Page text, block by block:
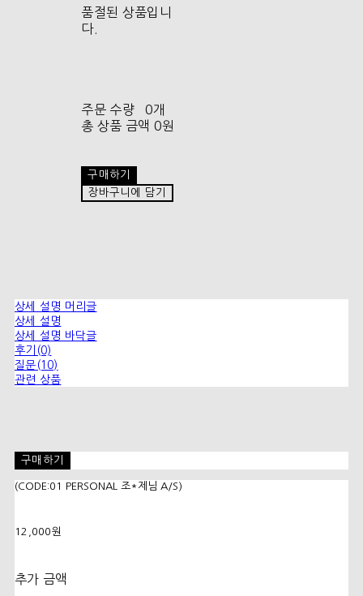
품절된 상품입니
다.
주문 수량
0개
총 상품 금액 0원
구매하기
장바구니에 담기
상세 설명 머리글
상세 설명
상세 설명 바닥글
후기(0)
질문(10)
관련 상품
구매하기
(CODE:01 PERSONAL 조*제님 A/S)
12,000원
추가 금액